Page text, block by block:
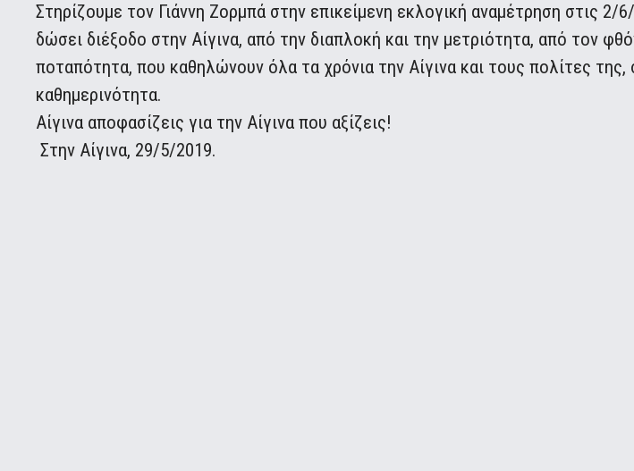
Στηρίζουμε τον Γιάννη Ζορμπά στην επικείμενη εκλογική αναμέτρηση στις 2/
δώσει διέξοδο στην Αίγινα, από την διαπλοκή και την μετριότητα, από τον
ποταπότητα, που καθηλώνουν όλα τα χρόνια την Αίγινα και τους πολίτες της,
καθημερινότητα.
Αίγινα αποφασίζεις για την Αίγινα που αξίζεις!
Στην Αίγινα, 29/5/2019.